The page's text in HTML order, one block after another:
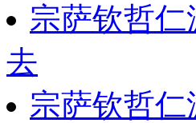
宗萨钦哲
去
宗萨钦哲